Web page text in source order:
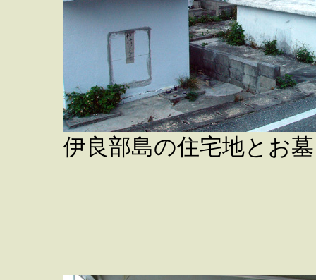
伊良部島の住宅地とお墓